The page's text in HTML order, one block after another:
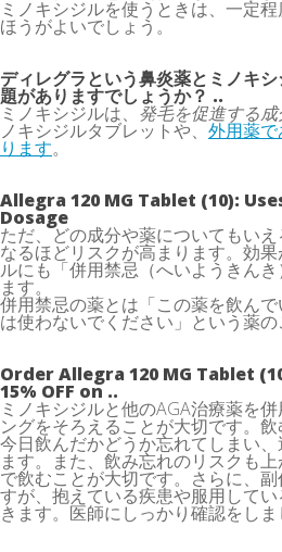
ミノキシジルを使うときは、一定
ほうがよいでしょう。
ディレグラという鼻炎薬とミノキ
題がありますでしょうか？ ..
ミノキシジルは、 発毛を促進する成
ノキシジルタブレットや、 外用薬
ります。
Allegra 120 MG Tablet (10):
Dosage
ただ、どの成分や薬についてもい
なるほどリスクが高まります。効
ルにも「併用禁忌（へいようきん
ます。
併用禁忌の薬とは「この薬を飲ん
は使わないでください」という薬の
Order Allegra 120 MG Tablet
15% OFF on ..
ミノキシジルと他のAGA治療薬を
ングをそろえることが大切です。飲
今日飲んだかどうか忘れてしまい
ます。また、飲み忘れのリスクも
で飲むことが大切です。さらに、
すが、抱えている疾患や服用して
きます。医師にしっかり確認をしま